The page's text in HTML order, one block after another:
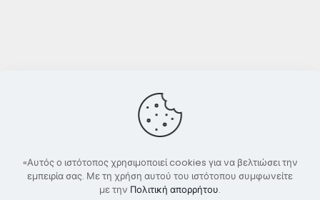
«Αυτός ο ιστότοπος χρησιμοποιεί cookies για να βελτιώσει την
εμπειρία σας. Με τη χρήση αυτού του ιστότοπου συμφωνείτε
με την Πολιτική απορρήτου.